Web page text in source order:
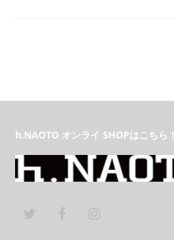
h.NAOTO オンライ SHOPはこちら！